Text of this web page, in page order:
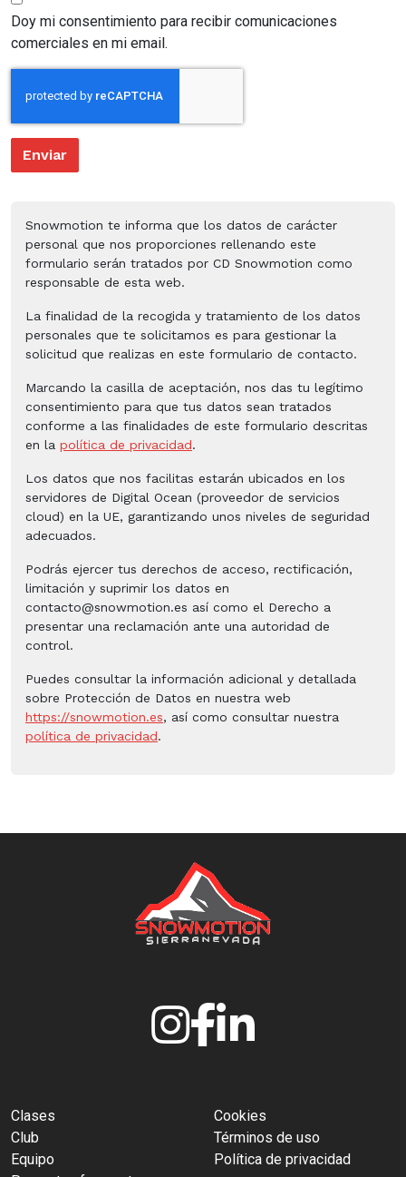
Doy mi consentimiento para recibir comunicaciones
comerciales en mi email.
Enviar
Snowmotion te informa que los datos de carácter
personal que nos proporciones rellenando este
formulario serán tratados por CD Snowmotion como
responsable de esta web.
La finalidad de la recogida y tratamiento de los datos
personales que te solicitamos es para gestionar la
solicitud que realizas en este formulario de contacto.
Marcando la casilla de aceptación, nos das tu legítimo
consentimiento para que tus datos sean tratados
conforme a las finalidades de este formulario descritas
en la política de privacidad.
Los datos que nos facilitas estarán ubicados en los
servidores de Digital Ocean (proveedor de servicios
cloud) en la UE, garantizando unos niveles de seguridad
adecuados.
Podrás ejercer tus derechos de acceso, rectificación,
limitación y suprimir los datos en
contacto@snowmotion.es así como el Derecho a
presentar una reclamación ante una autoridad de
control.
Puedes consultar la información adicional y detallada
sobre Protección de Datos en nuestra web
https://snowmotion.es, así como consultar nuestra
política de privacidad.
Clases
Club
Equipo
Cookies
Términos de uso
Política de privacidad